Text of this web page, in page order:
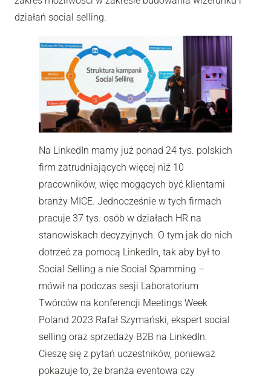
działań social selling.
Na LinkedIn mamy już ponad 24 tys. polskich
firm zatrudniających więcej niż 10
pracowników, więc mogących być klientami
branży MICE. Jednocześnie w tych firmach
pracuje 37 tys. osób w działach HR na
stanowiskach decyzyjnych. O tym jak do nich
dotrzeć za pomocą LinkedIn, tak aby był to
Social Selling a nie Social Spamming –
mówił na podczas sesji Laboratorium
Twórców na konferencji Meetings Week
Poland 2023 Rafał Szymański, ekspert social
selling oraz sprzedaży B2B na LinkedIn.
Cieszę się z pytań uczestników, ponieważ
pokazuje to, że branża eventowa czy